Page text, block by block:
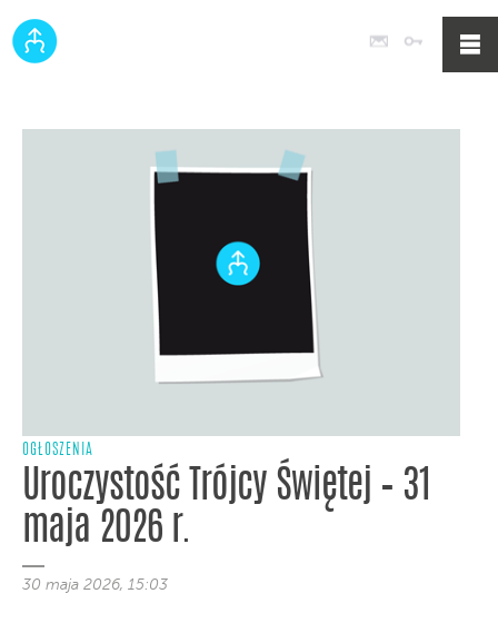
Poczta
OGŁOSZENIA
Uroczystość Trójcy Świętej – 31
maja 2026 r.
30 maja 2026, 15:03